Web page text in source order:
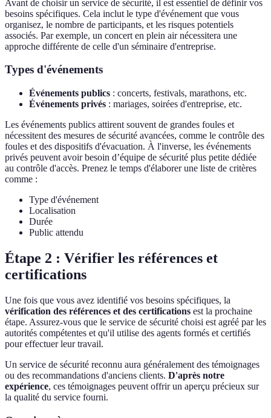
Avant de choisir un service de sécurité, il est essentiel de définir vos
besoins spécifiques. Cela inclut le type d'événement que vous
organisez, le nombre de participants, et les risques potentiels
associés. Par exemple, un concert en plein air nécessitera une
approche différente de celle d'un séminaire d'entreprise.
Types d'événements
Événements publics : concerts, festivals, marathons, etc.
Événements privés : mariages, soirées d'entreprise, etc.
Les événements publics attirent souvent de grandes foules et
nécessitent des mesures de sécurité avancées, comme le contrôle des
foules et des dispositifs d'évacuation. À l'inverse, les événements
privés peuvent avoir besoin d’équipe de sécurité plus petite dédiée
au contrôle d'accès. Prenez le temps d'élaborer une liste de critères
comme :
Type d'événement
Localisation
Durée
Public attendu
Étape 2 : Vérifier les références et
certifications
Une fois que vous avez identifié vos besoins spécifiques, la
vérification des références et des certifications est la prochaine
étape. Assurez-vous que le service de sécurité choisi est agréé par les
autorités compétentes et qu'il utilise des agents formés et certifiés
pour effectuer leur travail.
Un service de sécurité reconnu aura généralement des témoignages
ou des recommandations d'anciens clients. D'après notre
expérience, ces témoignages peuvent offrir un aperçu précieux sur
la qualité du service fourni.